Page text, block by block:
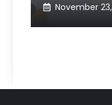
November 23,